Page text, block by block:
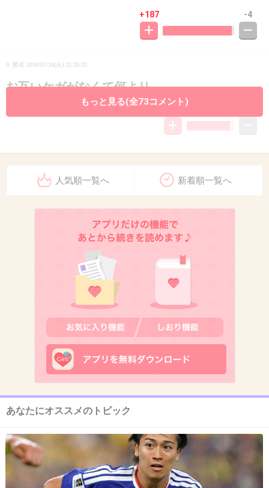
+187 -4
9. 匿名 2018/03/20(火) 22:20:33
お互いケガがなくて何より
免許返上のお年頃
芸能人てよく事故るよね
+68
2018/03/20(火) 22:21:04
散歩に支障ないかしら…
+19 -5
13. 匿名2018/03/20(火) 22:21:14
この前は高嶋政伸が事故っていたし芸能人の事
もっと見る(全73コメント)
人気順一覧へ 新着順一覧へ
あなたにオススメのトピック